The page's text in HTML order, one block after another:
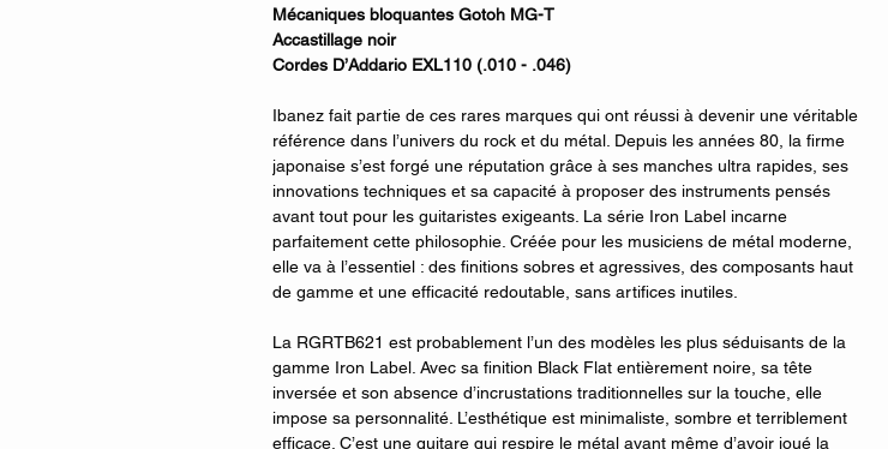
Mécaniques bloquantes Gotoh MG-T
Accastillage noir
Cordes D’Addario EXL110 (.010 - .046)
Ibanez fait partie de ces rares marques qui ont réussi à devenir une véritable
référence dans l’univers du rock et du métal. Depuis les années 80, la firme
japonaise s’est forgé une réputation grâce à ses manches ultra rapides, ses
innovations techniques et sa capacité à proposer des instruments pensés
avant tout pour les guitaristes exigeants. La série Iron Label incarne
parfaitement cette philosophie. Créée pour les musiciens de métal moderne,
elle va à l’essentiel : des finitions sobres et agressives, des composants haut
de gamme et une efficacité redoutable, sans artifices inutiles.
La RGRTB621 est probablement l’un des modèles les plus séduisants de la
gamme Iron Label. Avec sa finition Black Flat entièrement noire, sa tête
inversée et son absence d’incrustations traditionnelles sur la touche, elle
impose sa personnalité. L’esthétique est minimaliste, sombre et terriblement
efficace. C’est une guitare qui respire le métal avant même d’avoir joué la